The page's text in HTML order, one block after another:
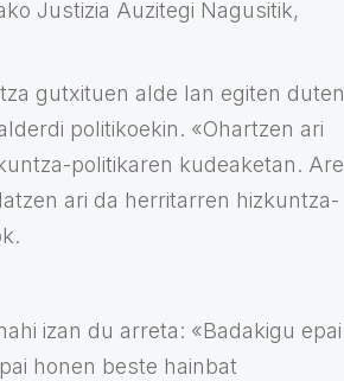
Justizia Auzitegi Nagusitik,
gutxituen alde lan egiten duten
politikoekin. «Ohartzen ari
politikaren kudeaketan. Are
ari da herritarren hizkuntza-
izan du arreta: «Badakigu epai
honen beste hainbat